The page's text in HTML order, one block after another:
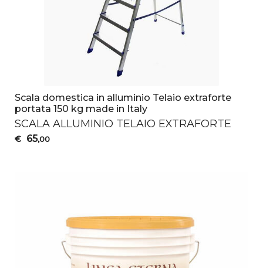
Scala domestica in alluminio Telaio extraforte
portata 150 kg made in Italy
SCALA ALLUMINIO TELAIO EXTRAFORTE
€ 65,00